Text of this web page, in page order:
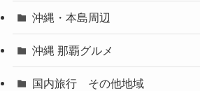
沖縄・本島周辺
沖縄 那覇グルメ
国内旅行 その他地域